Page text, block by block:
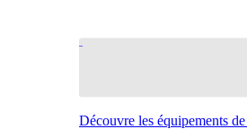
Découvre les équipements